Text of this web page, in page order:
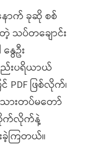
ောက် ခုဆိုစစ်
သပ်တချောင်း
ေဦး
ည်းပရိယာယ်
PDF ဖြစ်လိုက်၊
သားတပ်မတော်
က်လိုက်နဲ့
ကြတယ်။